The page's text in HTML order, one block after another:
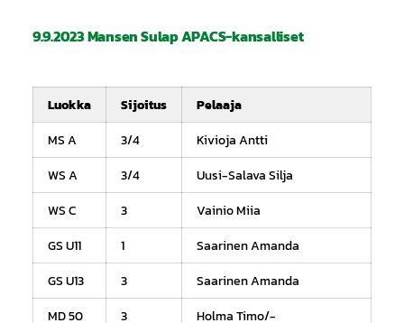
9.9.2023 Mansen Sulap APACS-kansalliset
Luokka Sijoitus
Pelaaja
MS A
3/4
Kivioja Antti
WS A
3/4
Uusi-Salava Silja
WS C
3
Vainio Miia
GS U11
1
Saarinen Amanda
GS U13
3
Saarinen Amanda
MD 50
3
Holma Timo/-